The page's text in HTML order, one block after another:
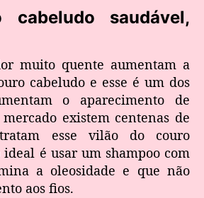
saudável,
muito quente aumentam a
cabeludo e esse é um dos
o aparecimento de
existem centenas de
esse vilão do couro
ideal é usar um shampoo com
a oleosidade e que não
aos fios.